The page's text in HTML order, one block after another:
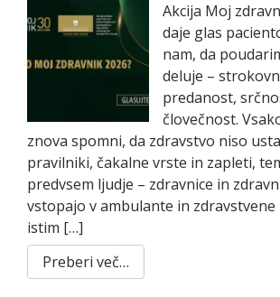
Akcija Moj
daje glas
nam, da
deluje –
predanost,
človečnost.
znova spomni, da zdravstvo niso
pravilniki, čakalne vrste in zapleti,
predvsem ljudje – zdravnice in
vstopajo v ambulante in zdravstvene
istim […]
Preberi več…